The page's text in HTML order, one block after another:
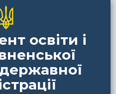
освіти і